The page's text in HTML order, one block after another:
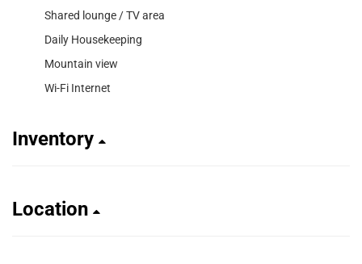
Shared lounge / TV area
Daily Housekeeping
Mountain view
Wi-Fi Internet
Inventory
Location